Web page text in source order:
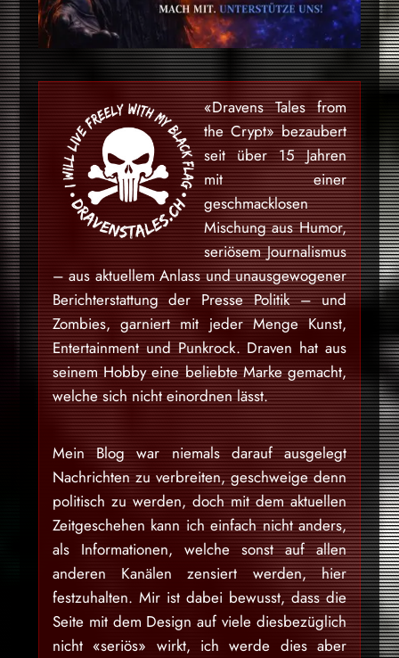
«Dravens Tales from
the Crypt» bezaubert
seit über 15 Jahren
mit einer
geschmacklosen
Mischung aus Humor,
seriösem Journalismus
– aus aktuellem Anlass und unausgewogener
Berichterstattung der Presse Politik – und
Zombies, garniert mit jeder Menge Kunst,
Entertainment und Punkrock. Draven hat aus
seinem Hobby eine beliebte Marke gemacht,
welche sich nicht einordnen lässt.
Mein Blog war niemals darauf ausgelegt
Nachrichten zu verbreiten, geschweige denn
politisch zu werden, doch mit dem aktuellen
Zeitgeschehen kann ich einfach nicht anders,
als Informationen, welche sonst auf allen
anderen Kanälen zensiert werden, hier
festzuhalten. Mir ist dabei bewusst, dass die
Seite mit dem Design auf viele diesbezüglich
nicht «seriös» wirkt, ich werde dies aber